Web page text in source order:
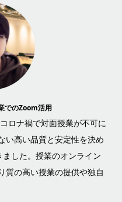
でのZoom活用
ロナ禍で対面授業が不可に
い高い品質と安定性を決め
した。授業のオンライン
質の高い授業の提供や独自